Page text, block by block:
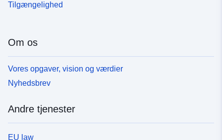
Tilgængelighed
Om os
Vores opgaver, vision og værdier
Nyhedsbrev
Andre tjenester
EU law